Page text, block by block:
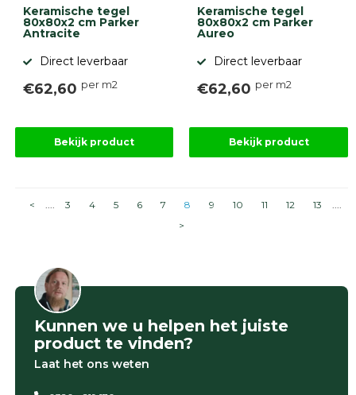
Keramische tegel
80x80x2 cm Parker
Antracite
Direct leverbaar
€62,60 per m2
Bekijk product
Keramische tegel
80x80x2 cm Parker
Aureo
Direct leverbaar
€62,60 per m2
Bekijk product
< .... 3 4 5 6 7 8 9 10 11 12 13
....
>
Kunnen we u helpen het juiste
product te vinden?
Laat het ons weten